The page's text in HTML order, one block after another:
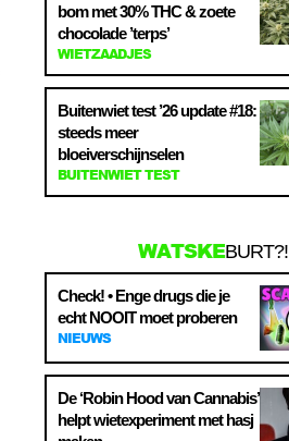
bom met 30% THC & zoete
chocolade ’terps’
WIETZAADJES
Buitenwiet test ’26 update #18:
steeds meer
bloeiverschijnselen
BUITENWIET TEST
WATSKEBURT?!
Check! • Enge drugs die je
echt NOOIT moet proberen
NIEUWS
De ‘Robin Hood van Cannabis’
helpt wietexperiment met hasj